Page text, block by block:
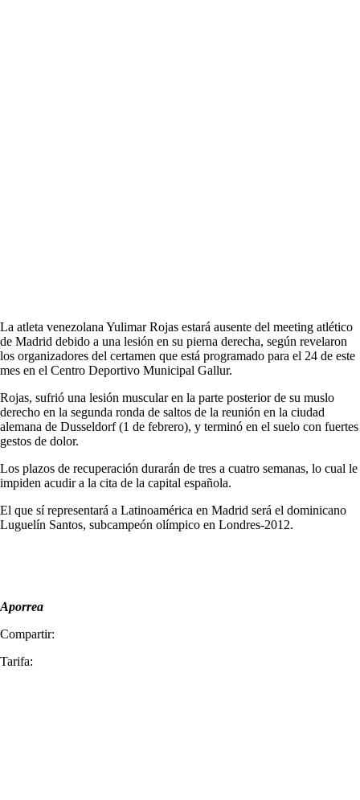
La atleta venezolana Yulimar Rojas estará ausente del meeting atlético
de Madrid debido a una lesión en su pierna derecha, según revelaron
los organizadores del certamen que está programado para el 24 de este
mes en el Centro Deportivo Municipal Gallur.
Rojas, sufrió una lesión muscular en la parte posterior de su muslo
derecho en la segunda ronda de saltos de la reunión en la ciudad
alemana de Dusseldorf (1 de febrero), y terminó en el suelo con fuertes
gestos de dolor.
Los plazos de recuperación durarán de tres a cuatro semanas, lo cual le
impiden acudir a la cita de la capital española.
El que sí representará a Latinoamérica en Madrid será el dominicano
Luguelín Santos, subcampeón olímpico en Londres-2012.
Aporrea
Compartir:
Tarifa: